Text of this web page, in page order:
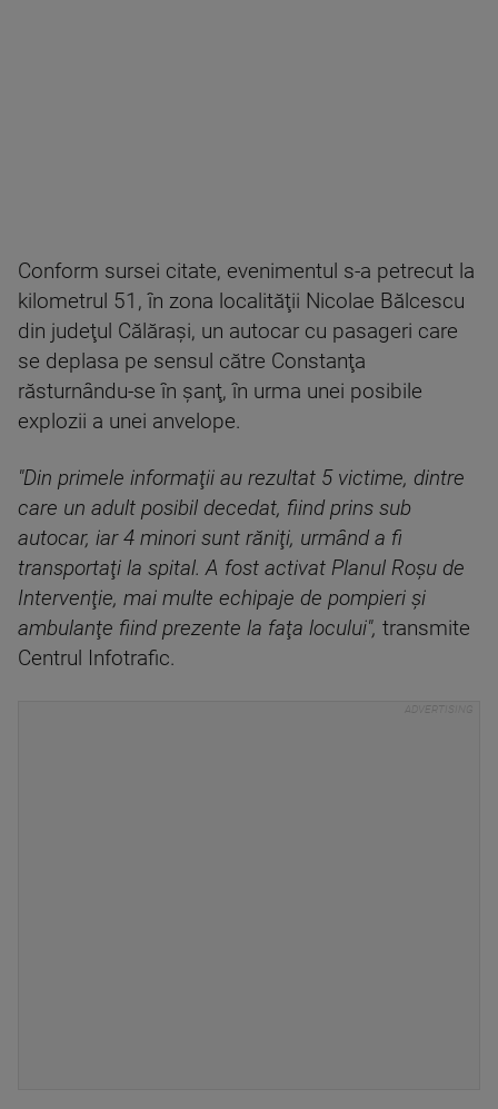
Conform sursei citate, evenimentul s-a petrecut la
kilometrul 51, în zona localităţii Nicolae Bălcescu
din judeţul Călăraşi, un autocar cu pasageri care
se deplasa pe sensul către Constanţa
răsturnându-se în şanţ, în urma unei posibile
explozii a unei anvelope.
"Din primele informaţii au rezultat 5 victime, dintre
care un adult posibil decedat, fiind prins sub
autocar, iar 4 minori sunt răniţi, urmând a fi
transportaţi la spital. A fost activat Planul Roşu de
Intervenţie, mai multe echipaje de pompieri şi
ambulanţe fiind prezente la faţa locului", transmite
Centrul Infotrafic.